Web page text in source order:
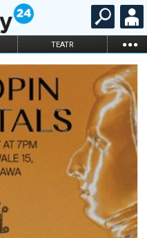
TEATR ...
KARNETY